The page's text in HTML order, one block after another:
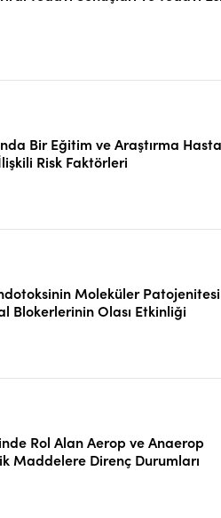
Bir Eğitim ve Araştırma
Risk Faktörleri
Moleküler
Blokerlerinin Olası Etkinliği
Rol Alan Aerop ve Anaerop
Maddelere Direnç Durumları